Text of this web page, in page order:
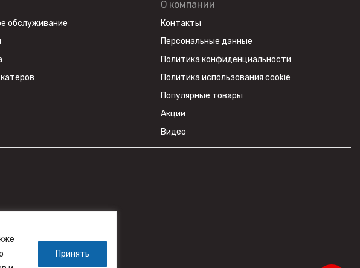
обслуживание
О компании
Контакты
Персональные данные
Политика конфиденциальности
Политика использования cookie
Популярные товары
Акции
Видео
Принять